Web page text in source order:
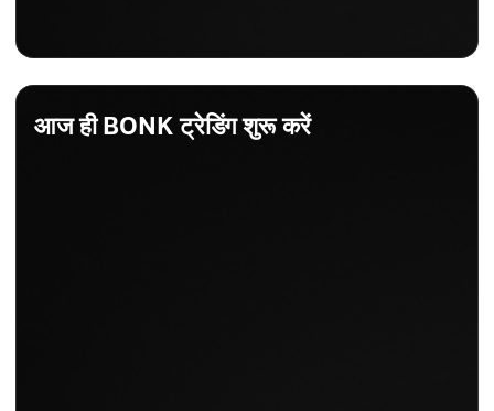
आज ही BONK ट्रेडिंग शुरू करें